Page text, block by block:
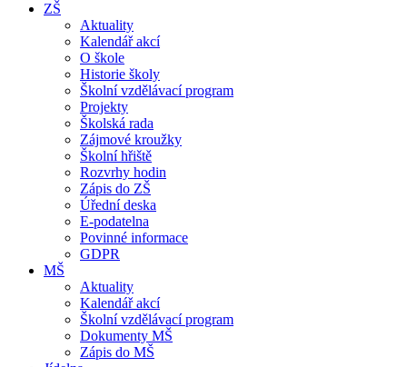
ZŠ
Aktuality
Kalendář akcí
O škole
Historie školy
Školní vzdělávací program
Projekty
Školská rada
Zájmové kroužky
Školní hřiště
Rozvrhy hodin
Zápis do ZŠ
Úřední deska
E-podatelna
Povinné informace
GDPR
MŠ
Aktuality
Kalendář akcí
Školní vzdělávací program
Dokumenty MŠ
Zápis do MŠ